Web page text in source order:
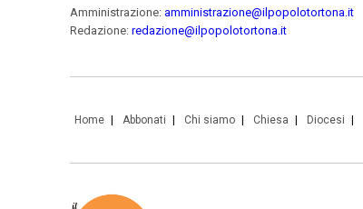
Amministrazione: amministrazione@ilpopolotortona.it
Redazione: redazione@ilpopolotortona.it
Home Abbonati Chi siamo Chiesa Diocesi